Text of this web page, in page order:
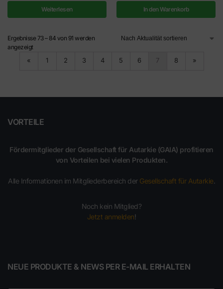
Weiterlesen In den Warenkorb
« 1 2 3 4 5 6 7 8 »
Ergebnisse 73 – 84 von 91 werden
angezeigt
VORTEILE
Fördermitglieder der Gesellschaft für Autarkie (GAIA) profitieren
von Vorteilen bei vielen Produkten.
Alle Informationen im Mitgliederbereich der Gesellschaft für Autarkie.
Noch kein Mitglied?
Jetzt anmelden!
NEUE PRODUKTE & NEWS PER E-MAIL ERHALTEN